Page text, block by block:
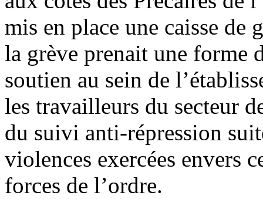
mis en place une caisse de
la grève prenait une forme
soutien au sein de
les travailleurs du secteur
du suivi anti-répression
violences exercées envers
forces de l’ordre.